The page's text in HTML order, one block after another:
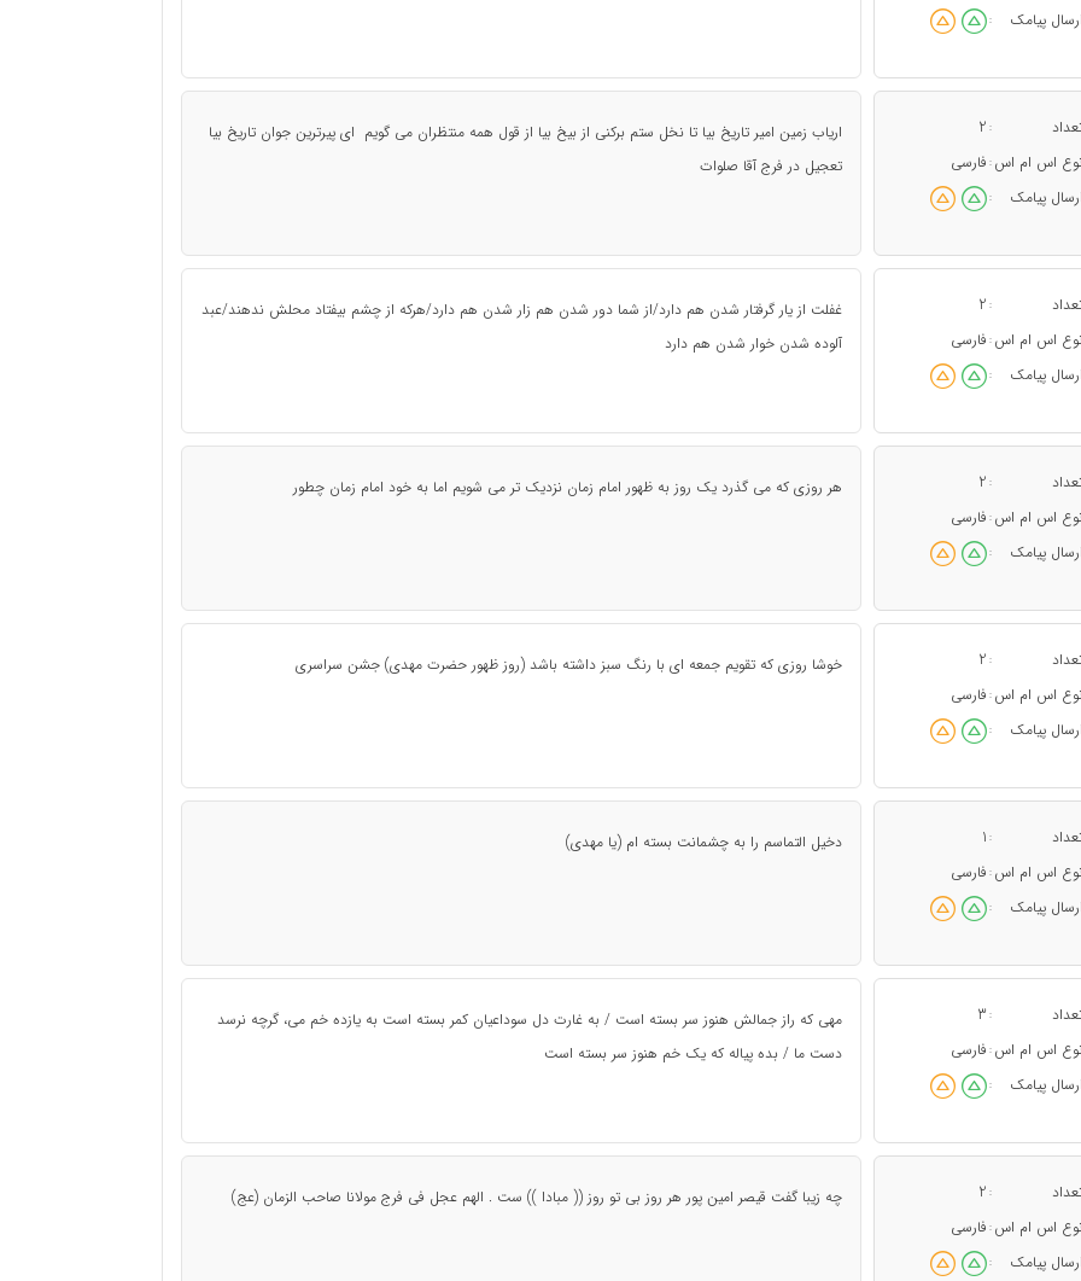
ارسال پیامک
:
:
2
نوع اس ام اس : فارسی
ارسال پیامک
:
اریاب زمین امیر تاریخ بیا تا نخل ستم برکنی از بیخ بیا از قول همه منتظران می گویم ای پیرترین جوان تاریخ بیا
تعجیل در فرج آقا صلوات
:
2
نوع اس ام اس : فارسی
ارسال پیامک
:
غفلت از یار گرفتار شدن هم دارد/از شما دور شدن هم زار شدن هم دارد/هرکه از چشم بیفتاد محلش ندهند/عبد
آلوده شدن خوار شدن هم دارد
:
2
نوع اس ام اس : فارسی
ارسال پیامک
:
هر روزی که می گذرد یک روز به ظهور امام زمان نزدیک تر می شویم اما به خود امام زمان چطور
:
2
نوع اس ام اس : فارسی
ارسال پیامک
:
خوشا روزی که تقویم جمعه ای با رنگ سبز داشته باشد (روز ظهور حضرت مهدی) جشن سراسری
:
1
نوع اس ام اس : فارسی
ارسال پیامک
:
دخيل التماسم را به چشمانت بسته ام (يا مهدى)
:
3
نوع اس ام اس : فارسی
ارسال پیامک
:
مهی که راز جمالش هنوز سر بسته است / به غارت دل سوداعیان کمر بسته است به یازده خم می، گرچه نرسد
دست ما / بده پیاله که یک خم هنوز سر بسته است
:
2
نوع اس ام اس : فارسی
ارسال پیامک
:
چه زیبا گفت قیصر امین پور هر روز بی تو روز (( مبادا )) ست . الهم عجل فی فرج مولانا صاحب الزمان (عج)